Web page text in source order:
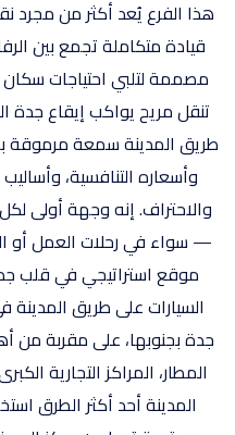
فروعنا
العروض
الوظائف
اتصل بنا
هذا الفرع يُعد أكثر من مجرد
قيادة متكاملة تجمع بين
مصممة لتلبي احتياجات سكان
تنقل مريح يواكب إيقاع جدة
طريق المدينة سمعة مرموقة
وأسعاره التنافسية،
والاحتراف. إنه وجهة أولى
— سواء في رحلات العمل أو
موقع استراتيجي في قلب
السيارات على طريق
جدة بجنوبها، على مقربة من
المطار، المراكز التجارية
المدينة أحد أكثر الطرق